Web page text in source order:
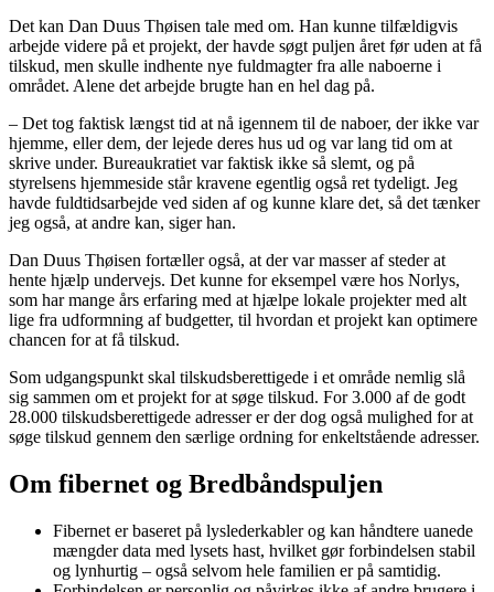
Det kan Dan Duus Thøisen tale med om. Han kunne tilfældigvis
arbejde videre på et projekt, der havde søgt puljen året før uden at få
tilskud, men skulle indhente nye fuldmagter fra alle naboerne i
området. Alene det arbejde brugte han en hel dag på.
– Det tog faktisk længst tid at nå igennem til de naboer, der ikke var
hjemme, eller dem, der lejede deres hus ud og var lang tid om at
skrive under. Bureaukratiet var faktisk ikke så slemt, og på
styrelsens hjemmeside står kravene egentlig også ret tydeligt. Jeg
havde fuldtidsarbejde ved siden af og kunne klare det, så det tænker
jeg også, at andre kan, siger han.
Dan Duus Thøisen fortæller også, at der var masser af steder at
hente hjælp undervejs. Det kunne for eksempel være hos Norlys,
som har mange års erfaring med at hjælpe lokale projekter med alt
lige fra udformning af budgetter, til hvordan et projekt kan optimere
chancen for at få tilskud.
Som udgangspunkt skal tilskudsberettigede i et område nemlig slå
sig sammen om et projekt for at søge tilskud. For 3.000 af de godt
28.000 tilskudsberettigede adresser er der dog også mulighed for at
søge tilskud gennem den særlige ordning for enkeltstående adresser.
Om fibernet og Bredbåndspuljen
Fibernet er baseret på lyslederkabler og kan håndtere uanede
mængder data med lysets hast, hvilket gør forbindelsen stabil
og lynhurtig – også selvom hele familien er på samtidig.